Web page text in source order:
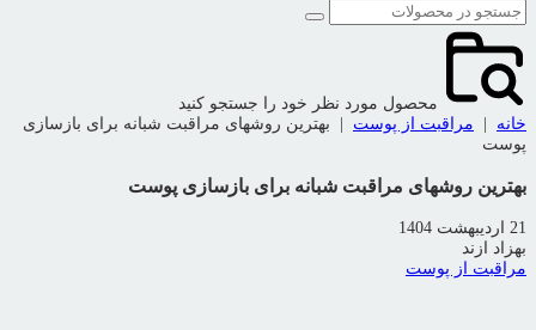
محصول مورد نظر خود را جستجو کنید
خانه
مراقبت از پوست
بهترین روشهای مراقبت شبانه برای بازسازی
پوست
بهترین روشهای مراقبت شبانه برای بازسازی پوست
21 اردیبهشت 1404
بهزاد ازند
مراقبت از پوست